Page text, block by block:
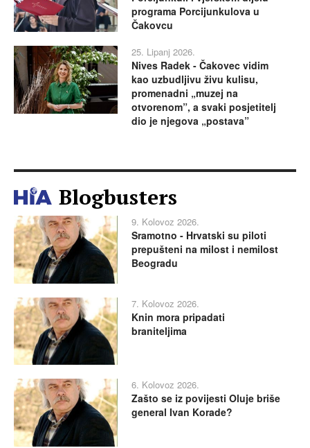
programa Porcijunkulova u
Čakovcu
25. Lipanj 2026.
Nives Radek - Čakovec vidim
kao uzbudljivu živu kulisu,
promenadni „muzej na
otvorenom”, a svaki posjetitelj
dio je njegova „postava”
Blogbusters
9. Kolovoz 2026.
Sramotno - Hrvatski su piloti
prepušteni na milost i nemilost
Beogradu
7. Kolovoz 2026.
Knin mora pripadati
braniteljima
6. Kolovoz 2026.
Zašto se iz povijesti Oluje briše
general Ivan Korade?